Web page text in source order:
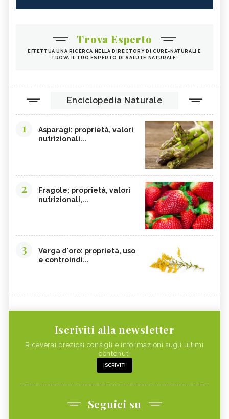
Trova Esperto
EFFETTUA UNA RICERCA NELLA DIRECTORY DI CURE-NATURALI E
TROVA IL TUO ESPERTO DI SALUTE NATURALE.
Enciclopedia Naturale
1
Asparagi: proprietà, valori
nutrizionali...
2
Fragole: proprietà, valori
nutrizionali,...
3
Verga d'oro: proprietà, uso
e controindi...
Iscriviti alla newsletter
Riceverai preziosi consigli e informazioni sugli ultimi
contenuti
ISCRIVITI
Seguici su